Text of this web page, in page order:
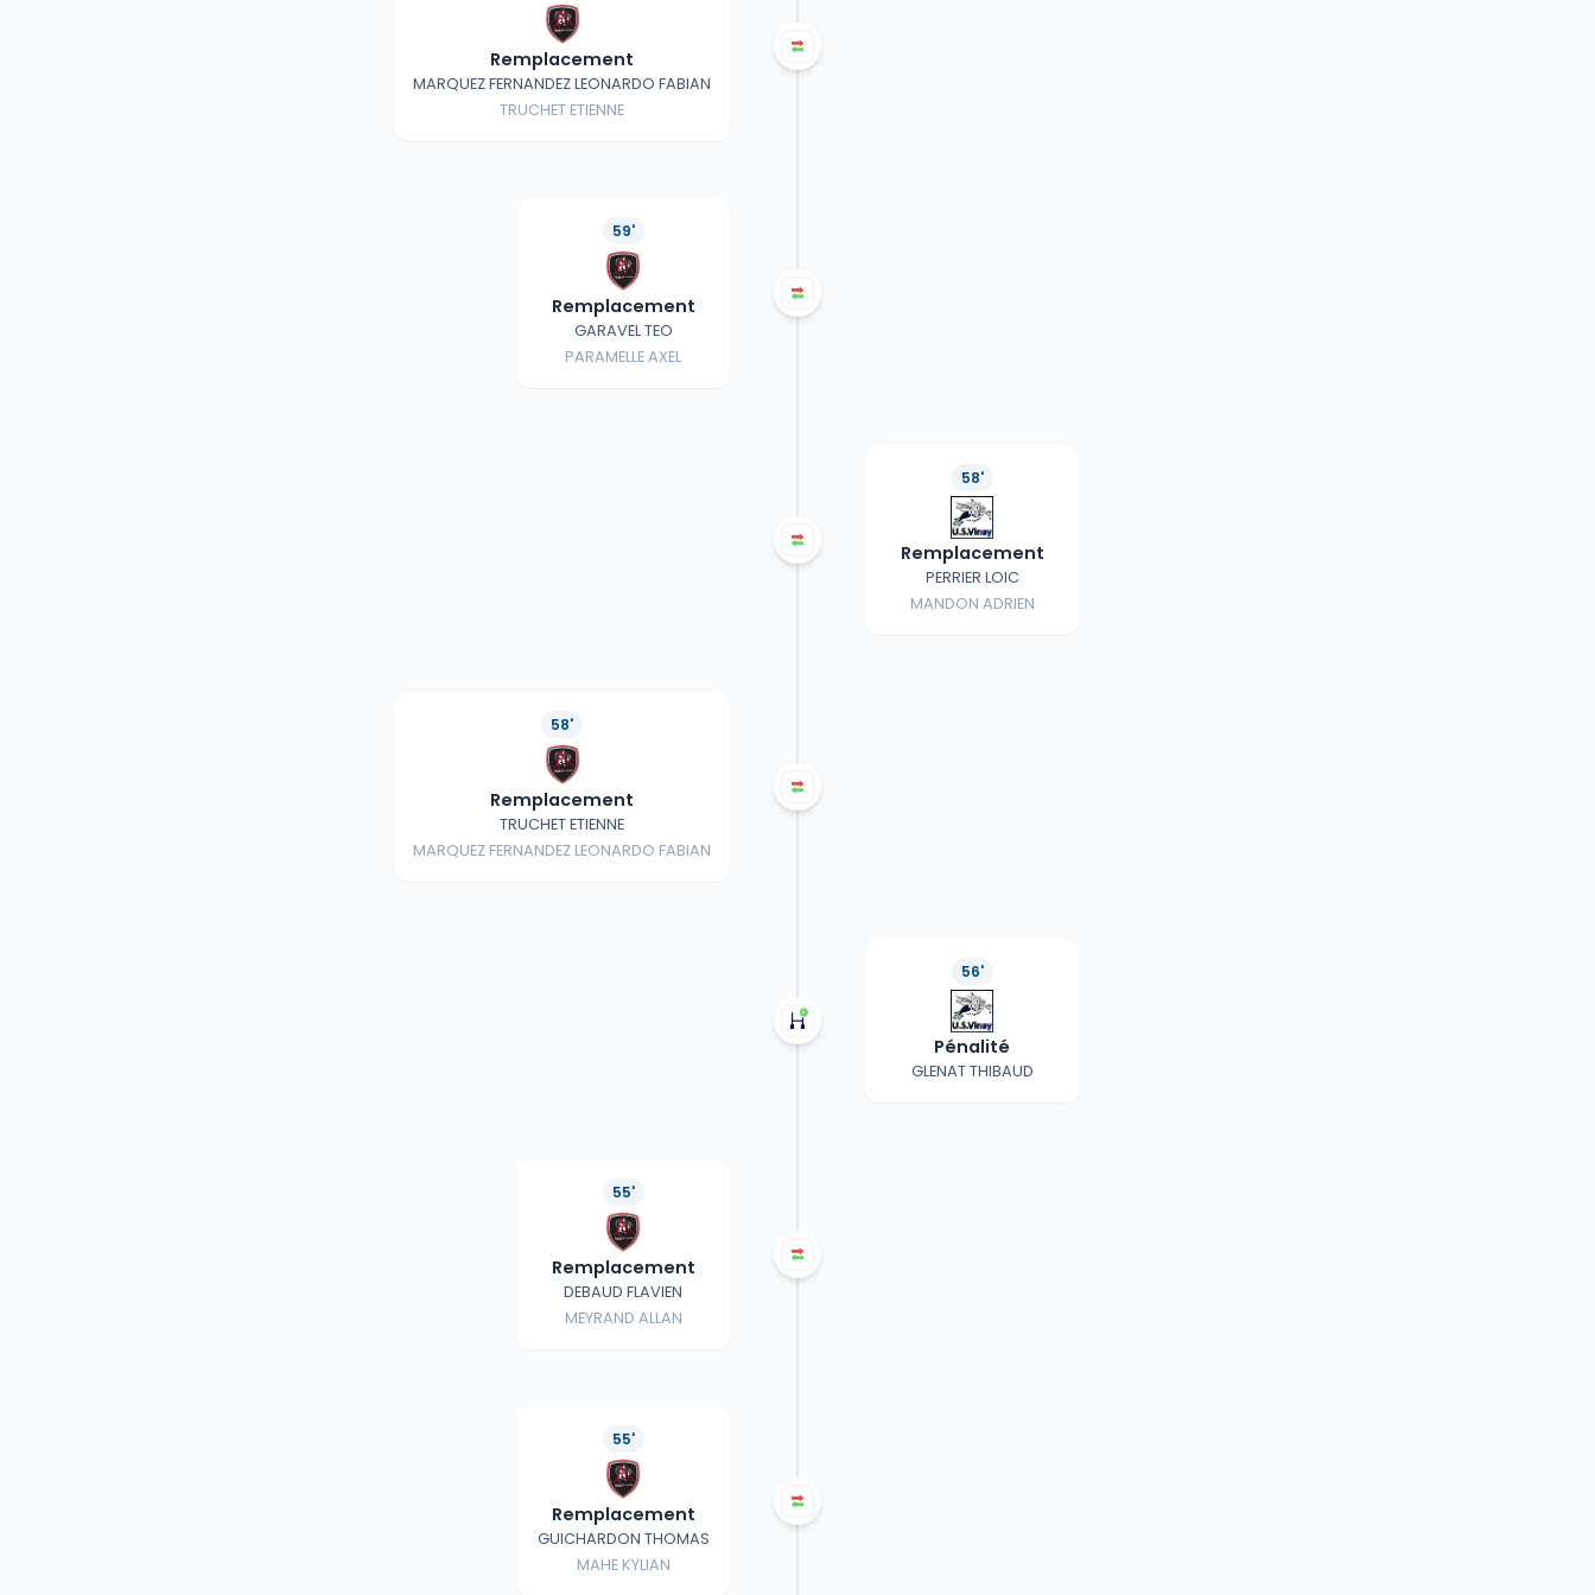
Remplacement
MARQUEZ FERNANDEZ LEONARDO FABIAN
TRUCHET ETIENNE
59'
Remplacement
GARAVEL TEO
PARAMELLE AXEL
58'
Remplacement
PERRIER LOIC
MANDON ADRIEN
58'
Remplacement
TRUCHET ETIENNE
MARQUEZ FERNANDEZ LEONARDO FABIAN
56'
Pénalité
GLENAT THIBAUD
55'
Remplacement
DEBAUD FLAVIEN
MEYRAND ALLAN
55'
Remplacement
GUICHARDON THOMAS
MAHE KYLIAN